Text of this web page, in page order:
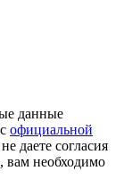
данные
официальной
даете согласия
вам необходимо